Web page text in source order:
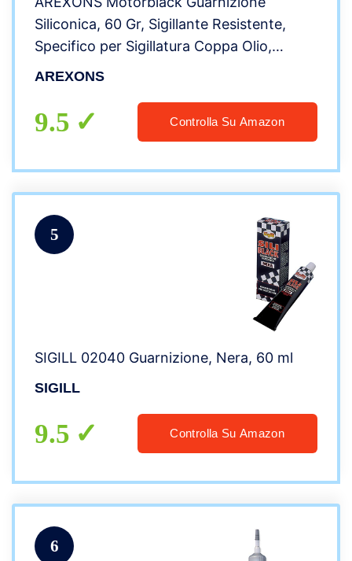
Siliconica, 60 Gr, Sigillante Resistente,
Specifico per Sigillatura Coppa Olio,
Isolante Elettrico, Silicone Adatto a
AREXONS
9.5 Controlla Su Amazon
5
SIGILL 02040 Guarnizione, Nera, 60 ml
SIGILL
9.5 Controlla Su Amazon
6